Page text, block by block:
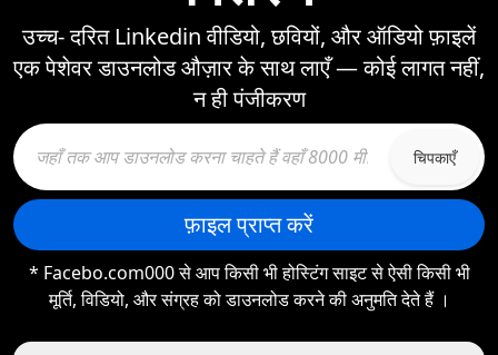
उच्च- दरित Linkedin वीडियो, छवियों, और ऑडियो फ़ाइलें
एक पेशेवर डाउनलोड औज़ार के साथ लाएँ — कोई लागत नहीं,
न ही पंजीकरण
चिपकाएँ
फ़ाइल प्राप्त करें
* Facebo.com000 से आप किसी भी होस्टिंग साइट से ऐसी किसी भी
मूर्ति, विडियो, और संग्रह को डाउनलोड करने की अनुमति देते हैं ।